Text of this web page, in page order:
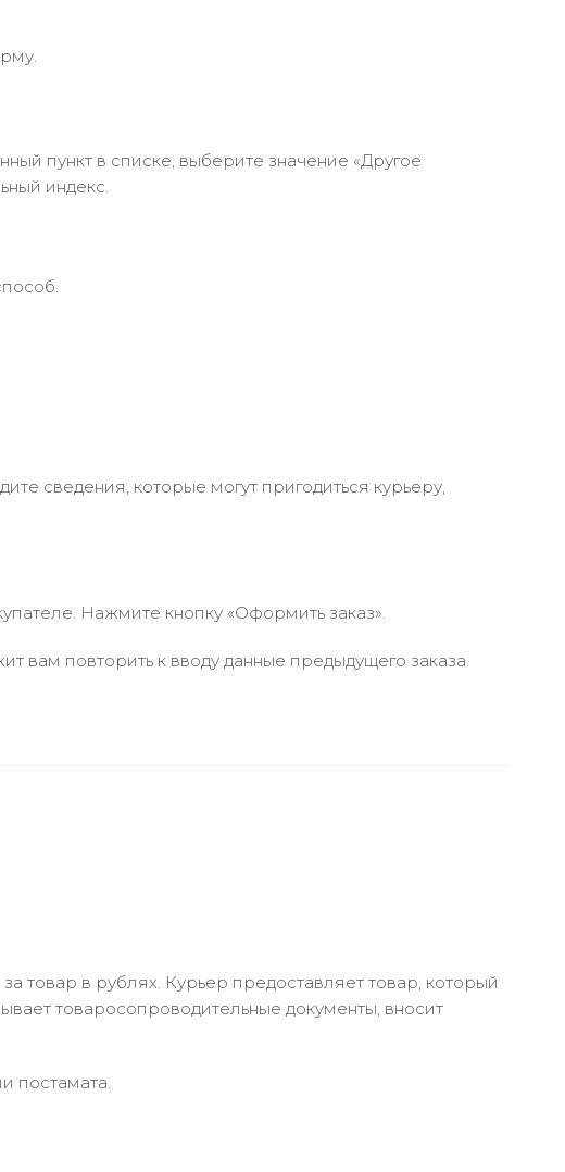
пункт в списке, выберите значение «Другое
индекс.
сведения, которые могут пригодиться курьеру,
Нажмите кнопку «Оформить заказ».
повторить к вводу данные предыдущего заказа.
товар в рублях. Курьер предоставляет товар, который
товаросопроводительные документы, вносит
постамата.